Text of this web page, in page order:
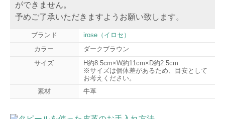
ができません。
予めご了承いただきますようお願い致します。
ブランド
irose（イロセ）
カラー
ダークブラウン
サイズ
H約8.5cm×W約11cm×D約2.5cm
※サイズは個体差があるため、目安として
お考えください。
素材
牛革